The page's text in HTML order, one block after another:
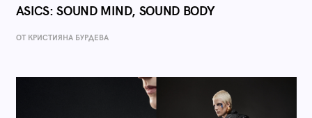
ASICS: SOUND MIND, SOUND BODY
ОТ КРИСТИЯНА БУРДЕВА